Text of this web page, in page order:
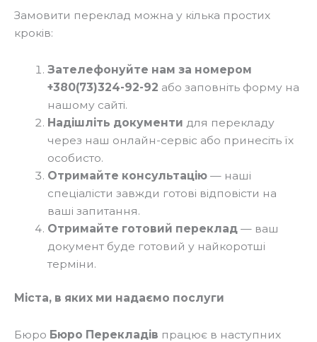
Замовити переклад можна у кілька простих
кроків:
Зателефонуйте нам за номером
+380(73)324-92-92 або заповніть форму на
нашому сайті.
Надішліть документи для перекладу
через наш онлайн-сервіс або принесіть їх
особисто.
Отримайте консультацію— наші
спеціалісти завжди готові відповісти на
ваші запитання.
Отримайте готовий переклад— ваш
документ буде готовий у найкоротші
терміни.
Міста, в яких ми надаємо послуги
Бюро Бюро Перекладів працює в наступних